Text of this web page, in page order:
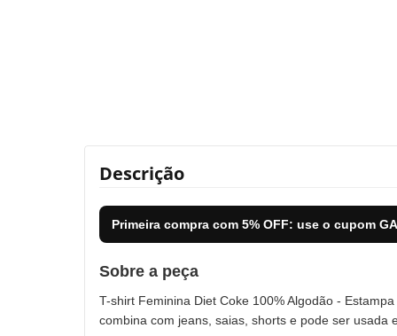
Descrição
Primeira compra com 5% OFF: use o cupom
Sobre a peça
T-shirt Feminina Diet Coke 100% Algodão -
combina com jeans, saias, shorts e pode ser usada